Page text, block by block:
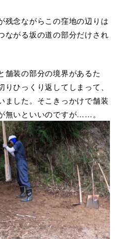
残念ながらこの窪地の辺りは
ながる坂の道の部分だけされ
舗装の部分の境界があるた
ひっくり返してしまって、
ました。そこきっかけで舗装
無いといいのですが……。